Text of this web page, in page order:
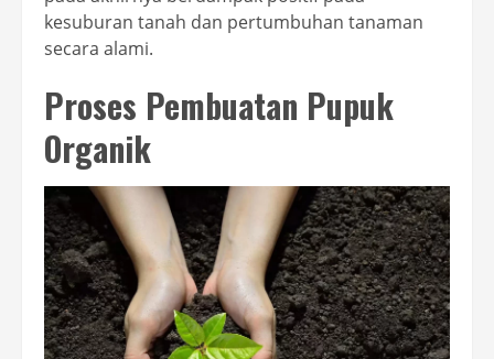
kesuburan tanah dan pertumbuhan tanaman
secara alami.
Proses Pembuatan Pupuk
Organik